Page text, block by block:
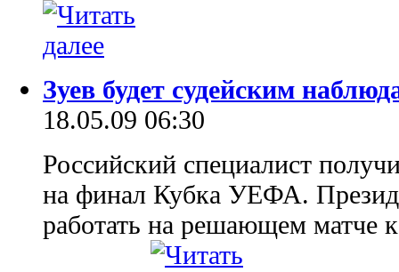
Зуев будет судейским
18.05.09 06:30
Российский специалист
на финал Кубка УЕФА.
работать на решающем матче